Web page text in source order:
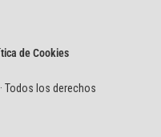
de Cookies
Todos los derechos